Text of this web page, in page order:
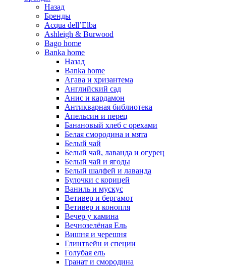
Назад
Бренды
Acqua dell’Elba
Ashleigh & Burwood
Bago home
Banka home
Назад
Banka home
Агава и хризантема
Английский сад
Анис и кардамон
Антикварная библиотека
Апельсин и перец
Банановый хлеб с орехами
Белая смородина и мята
Белый чай
Белый чай, лаванда и огурец
Белый чай и ягоды
Белый шалфей и лаванда
Булочки с корицей
Ваниль и мускус
Ветивер и бергамот
Ветивер и конопля
Вечер у камина
Вечнозелёная Ель
Вишня и черешня
Глинтвейн и специи
Голубая ель
Гранат и смородина